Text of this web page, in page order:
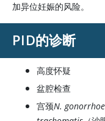
加异位妊娠的风险。
PID的诊断
高度怀疑
盆腔检查
宫颈N.